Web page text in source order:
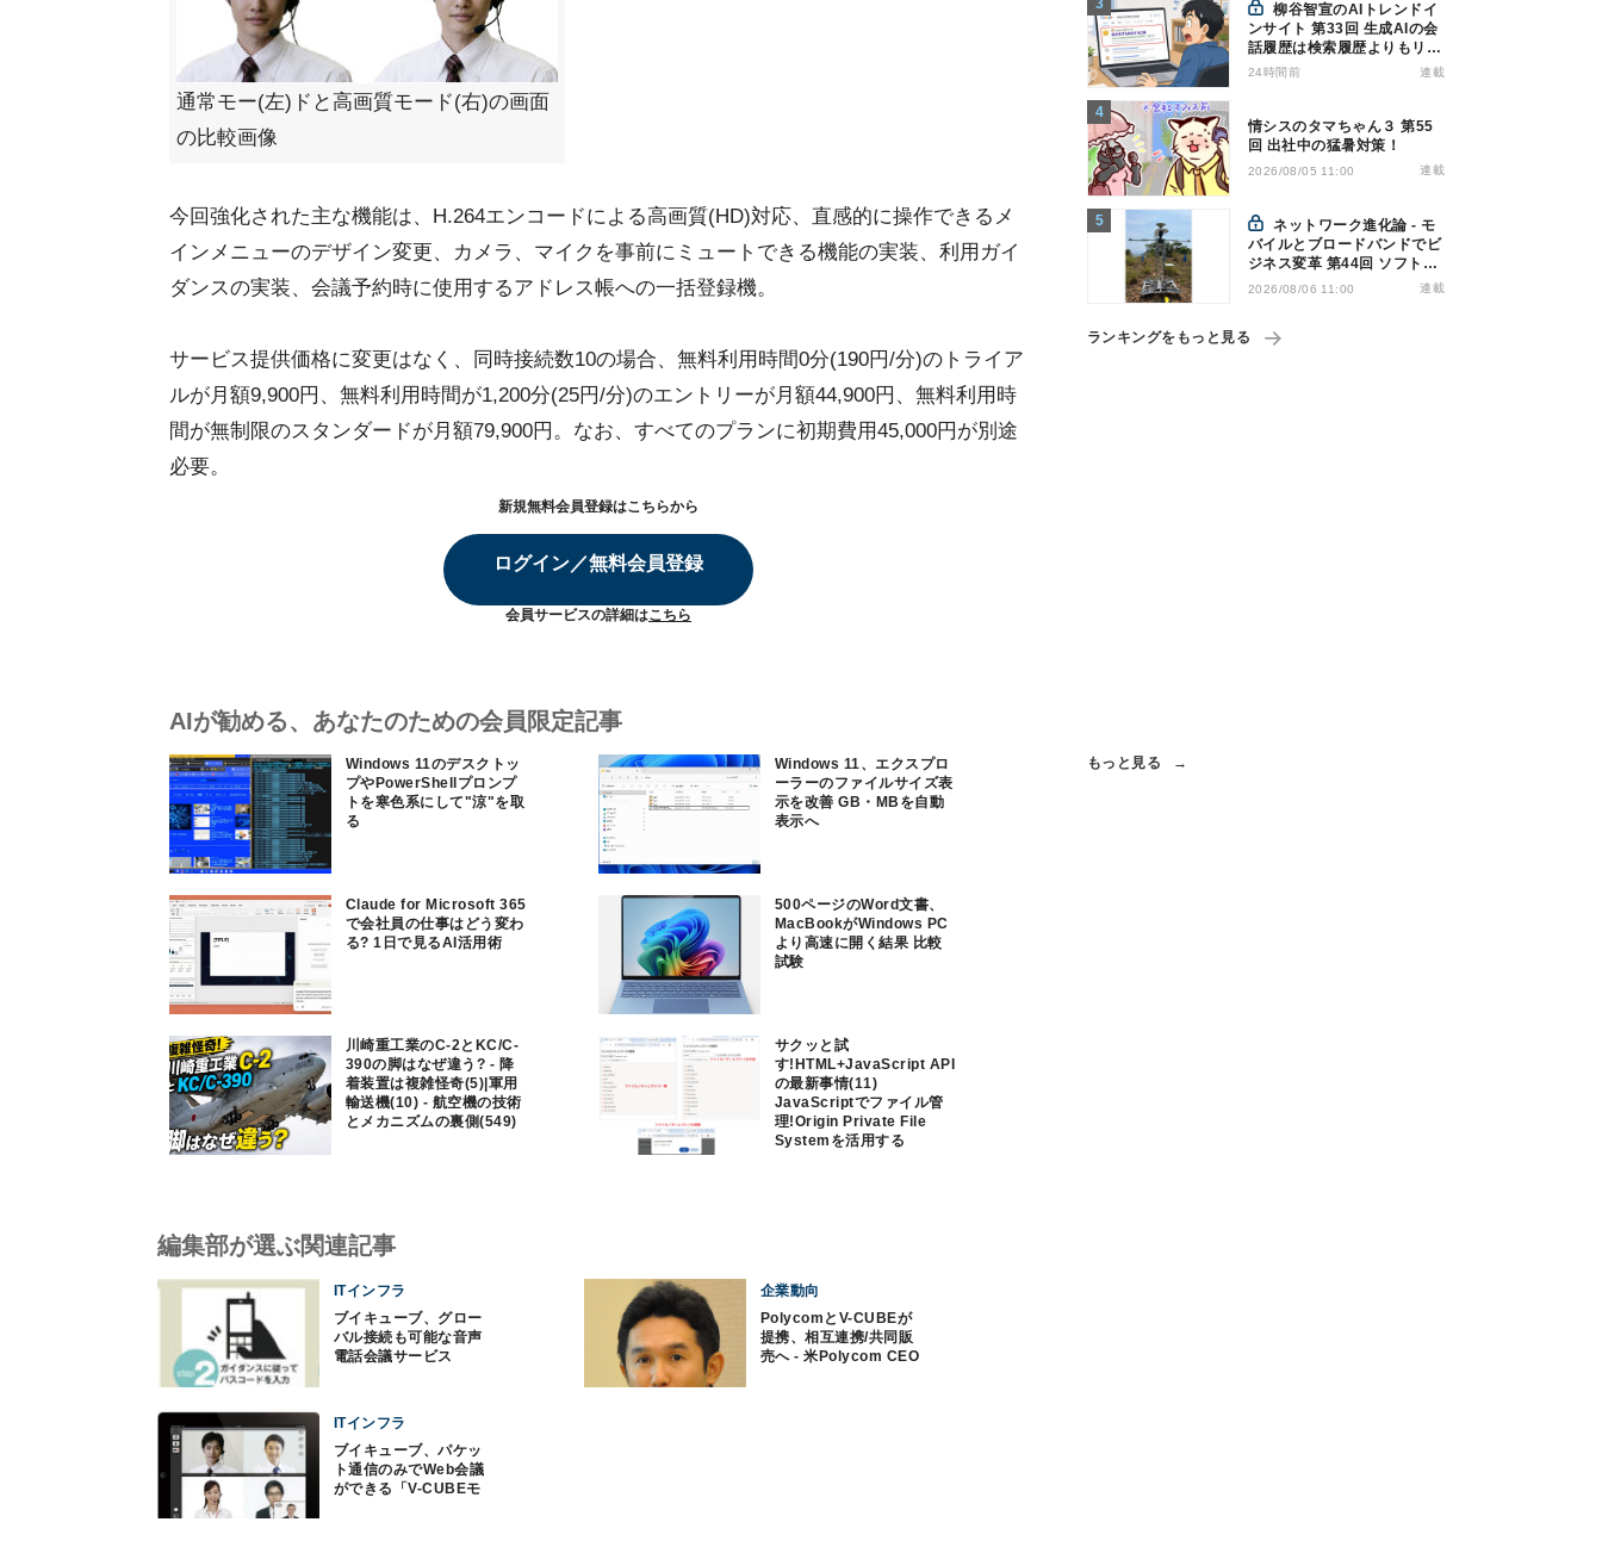
通常モー(左)ドと高画質モード(右)の画面
の比較画像
今回強化された主な機能は、H.264エンコードによる高画質(HD)対応、直感的に操作できるメ
インメニューのデザイン変更、カメラ、マイクを事前にミュートできる機能の実装、利用ガイ
ダンスの実装、会議予約時に使用するアドレス帳への一括登録機。
サービス提供価格に変更はなく、同時接続数10の場合、無料利用時間0分(190円/分)のトライア
ルが月額9,900円、無料利用時間が1,200分(25円/分)のエントリーが月額44,900円、無料利用時
間が無制限のスタンダードが月額79,900円。なお、すべてのプランに初期費用45,000円が別途
必要。
新規無料会員登録はこちらから
ログイン／無料会員登録
会員サービスの詳細はこちら
AIが勧める、あなたのための会員限定記事
Windows 11のデスクトッ
プやPowerShellプロンプ
トを寒色系にして"涼"を取
る
Windows 11、エクスプロ
ーラーのファイルサイズ表
示を改善 GB・MBを自動
表示へ
Claude for Microsoft 365
で会社員の仕事はどう変わ
る? 1日で見るAI活用術
500ページのWord文書、
MacBookがWindows PC
より高速に開く結果 比較
試験
川崎重工業のC-2とKC/C-
390の脚はなぜ違う? - 降
着装置は複雑怪奇(5)|軍用
輸送機(10) - 航空機の技術
とメカニズムの裏側(549)
サクッと試
す!HTML+JavaScript API
の最新事情(11)
JavaScriptでファイル管
理!Origin Private File
Systemを活用する
柳谷智宣のAIトレンドイ
ンサイト 第33回 生成AIの会
話履歴は検索履歴よりもリス
キー？今のうちに情報漏洩対
24時間前 連載
情シスのタマちゃん３ 第55
回 出社中の猛暑対策！
2026/08/05 11:00 連載
ネットワーク進化論 - モ
バイルとブロードバンドでビ
ジネス変革 第44回 ソフトバ
ンクが「HAPS」のプレ商用
2026/08/06 11:00 連載
ランキングをもっと見る
もっと見る
編集部が選ぶ関連記事
ITインフラ
ブイキューブ、グロー
バル接続も可能な音声
電話会議サービス
企業動向
PolycomとV-CUBEが
提携、相互連携/共同販
売へ - 米Polycom CEO
ITインフラ
ブイキューブ、パケッ
ト通信のみでWeb会議
ができる「V-CUBEモ